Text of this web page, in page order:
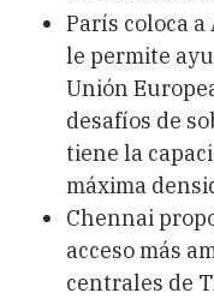
París coloca
le permite
Unión
desafíos de
tiene la
máxima
Chennai
acceso más
centrales de